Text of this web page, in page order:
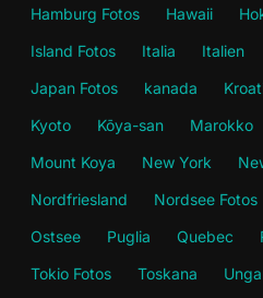
Hamburg Fotos
Hawaii
Island Fotos
Italia Italien
Japan Fotos
kanada
Kyoto
Kōya-san Marokko
Mount Koya
New York
Nordfriesland
Nordsee Fotos
Ostsee
Puglia Quebec
Tokio Fotos
Toskana